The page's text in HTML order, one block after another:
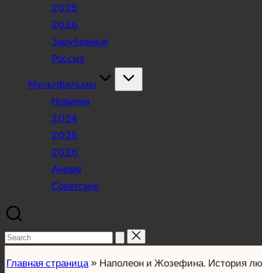
2025
2026
Зарубежные
Россия
Мультфильмы
Новинки
2024
2025
2026
Аниме
Советские
Search
Главная страница» Наполеон и Жозефина. История